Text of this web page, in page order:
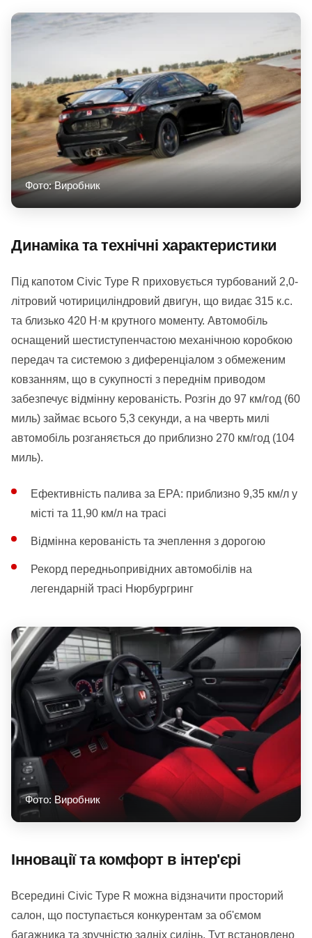
Фото: Виробник
Динаміка та технічні характеристики
Під капотом Civic Type R приховується турбований 2,0-
літровий чотирициліндровий двигун, що видає 315 к.с.
та близько 420 Н·м крутного моменту. Автомобіль
оснащений шестиступенчастою механічною коробкою
передач та системою з диференціалом з обмеженим
ковзанням, що в сукупності з переднім приводом
забезпечує відмінну керованість. Розгін до 97 км/год (60
миль) займає всього 5,3 секунди, а на чверть милі
автомобіль розганяється до приблизно 270 км/год (104
миль).
Ефективність палива за EPA: приблизно 9,35 км/л у
місті та 11,90 км/л на трасі
Відмінна керованість та зчеплення з дорогою
Рекорд передньопривідних автомобілів на
легендарній трасі Нюрбургринг
Фото: Виробник
Інновації та комфорт в інтер'єрі
Всередині Civic Type R можна відзначити просторий
салон, що поступається конкурентам за об'ємом
багажника та зручністю задніх сидінь. Тут встановлено